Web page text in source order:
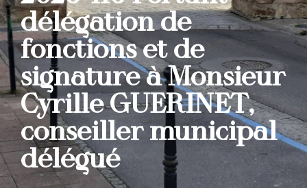
délégation de
fonctions et de
signature à Monsieur
Cyrille GUERINET,
conseiller municipal
délégué